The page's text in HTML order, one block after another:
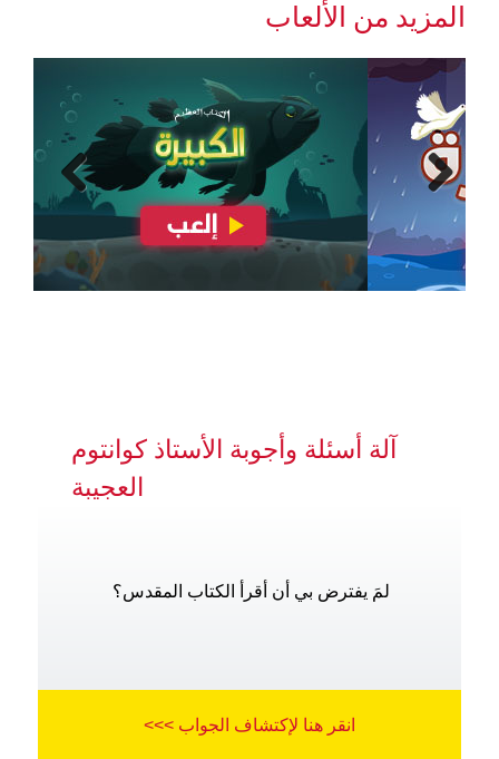
المزيد من الألعاب
Previous Next
آلة أسئلة وأجوبة الأستاذ كوانتوم
العجيبة
لمَ يفترض بي أن أقرأ الكتاب المقدس؟
انقر هنا لإكتشاف الجواب >>>